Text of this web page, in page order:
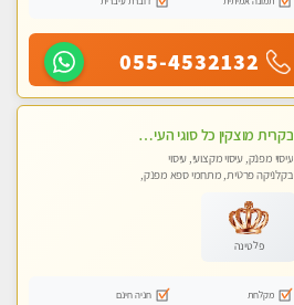
055-4532132
בקרית מוצקין כל סוגי העיסויים מעסה מקצועית ואיכותית פרטי!!!
עיסוי מפנק, עיסוי מקצועי, עיסוי
בקלניקה פרטית, מתחמי ספא מפנק,
פלטינה
מקלחת
חניה חינם